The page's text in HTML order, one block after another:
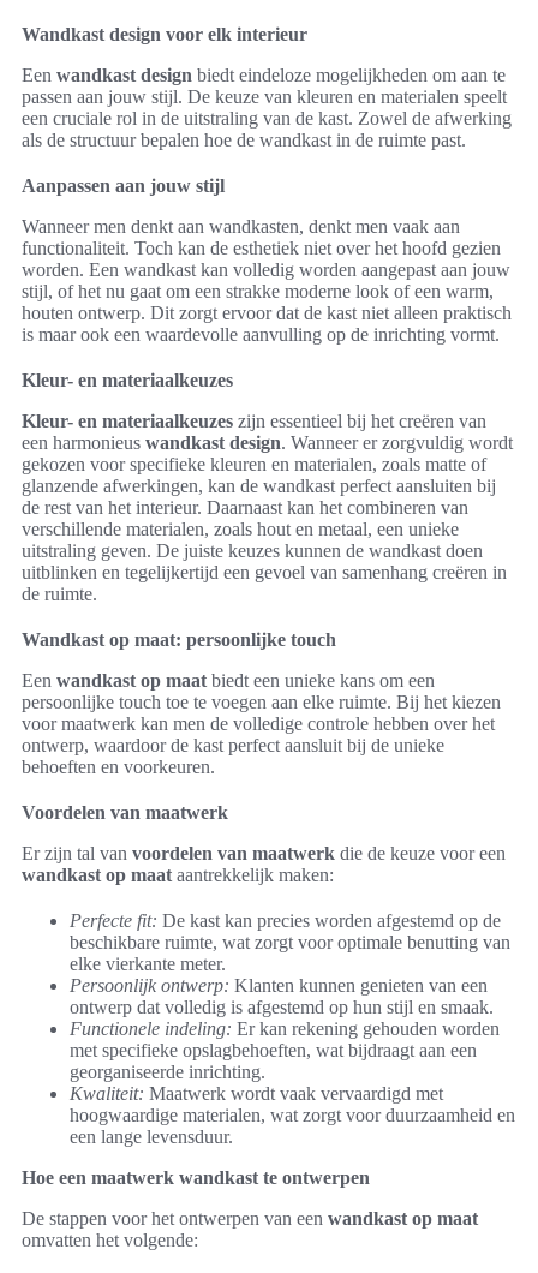
Wandkast design voor elk interieur
Een wandkast design biedt eindeloze mogelijkheden om aan te
passen aan jouw stijl. De keuze van kleuren en materialen speelt
een cruciale rol in de uitstraling van de kast. Zowel de afwerking
als de structuur bepalen hoe de wandkast in de ruimte past.
Aanpassen aan jouw stijl
Wanneer men denkt aan wandkasten, denkt men vaak aan
functionaliteit. Toch kan de esthetiek niet over het hoofd gezien
worden. Een wandkast kan volledig worden aangepast aan jouw
stijl, of het nu gaat om een strakke moderne look of een warm,
houten ontwerp. Dit zorgt ervoor dat de kast niet alleen praktisch
is maar ook een waardevolle aanvulling op de inrichting vormt.
Kleur- en materiaalkeuzes
Kleur- en materiaalkeuzes zijn essentieel bij het creëren van
een harmonieus wandkast design. Wanneer er zorgvuldig wordt
gekozen voor specifieke kleuren en materialen, zoals matte of
glanzende afwerkingen, kan de wandkast perfect aansluiten bij
de rest van het interieur. Daarnaast kan het combineren van
verschillende materialen, zoals hout en metaal, een unieke
uitstraling geven. De juiste keuzes kunnen de wandkast doen
uitblinken en tegelijkertijd een gevoel van samenhang creëren in
de ruimte.
Wandkast op maat: persoonlijke touch
Een wandkast op maat biedt een unieke kans om een
persoonlijke touch toe te voegen aan elke ruimte. Bij het kiezen
voor maatwerk kan men de volledige controle hebben over het
ontwerp, waardoor de kast perfect aansluit bij de unieke
behoeften en voorkeuren.
Voordelen van maatwerk
Er zijn tal van voordelen van maatwerk die de keuze voor een
wandkast op maat aantrekkelijk maken:
Perfecte fit: De kast kan precies worden afgestemd op de
beschikbare ruimte, wat zorgt voor optimale benutting van
elke vierkante meter.
Persoonlijk ontwerp: Klanten kunnen genieten van een
ontwerp dat volledig is afgestemd op hun stijl en smaak.
Functionele indeling: Er kan rekening gehouden worden
met specifieke opslagbehoeften, wat bijdraagt aan een
georganiseerde inrichting.
Kwaliteit: Maatwerk wordt vaak vervaardigd met
hoogwaardige materialen, wat zorgt voor duurzaamheid en
een lange levensduur.
Hoe een maatwerk wandkast te ontwerpen
De stappen voor het ontwerpen van een wandkast op maat
omvatten het volgende: